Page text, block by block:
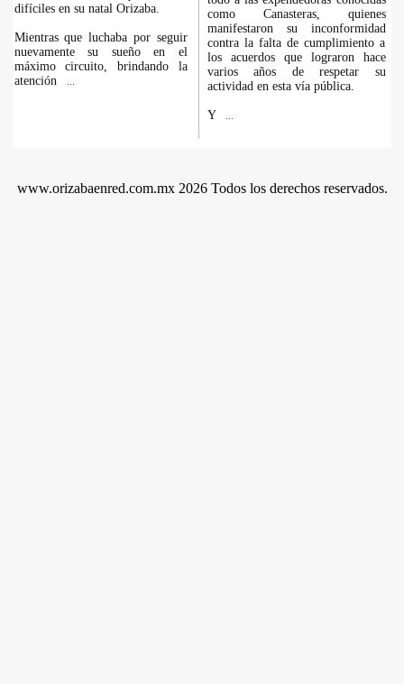
difíciles en su natal Orizaba.
Mientras que luchaba por seguir
nuevamente su sueño en el
máximo circuito, brindando la
atención
como Canasteras, quienes
manifestaron su inconformidad
contra la falta de cumplimiento a
los acuerdos que lograron hace
varios años de respetar su
actividad en esta vía pública.
Y
www.orizabaenred.com.mx 2026 Todos los derechos reservados.